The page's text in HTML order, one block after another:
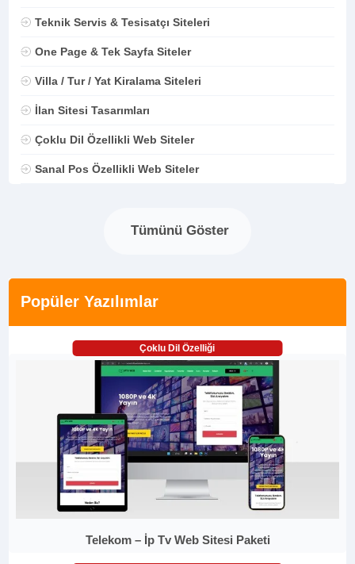
Teknik Servis & Tesisatçı Siteleri
One Page & Tek Sayfa Siteler
Villa / Tur / Yat Kiralama Siteleri
İlan Sitesi Tasarımları
Çoklu Dil Özellikli Web Siteler
Sanal Pos Özellikli Web Siteler
Tümünü Göster
Popüler Yazılımlar
Çoklu Dil Özelliği
Telekom – İp Tv Web Sitesi Paketi